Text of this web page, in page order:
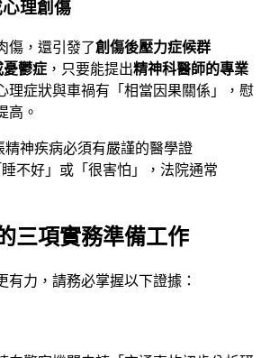
理創傷
傷，還引發了創傷後壓力症候群
憂鬱症 ，只要能提出精神科醫師的專業
理症狀與車禍有「相當因果關係」，慰
高。
精神疾病必須有嚴謹的醫學證
不好」或「很害怕」，法院通常
三項實務準備工作
有力，請務必掌握以下證據：